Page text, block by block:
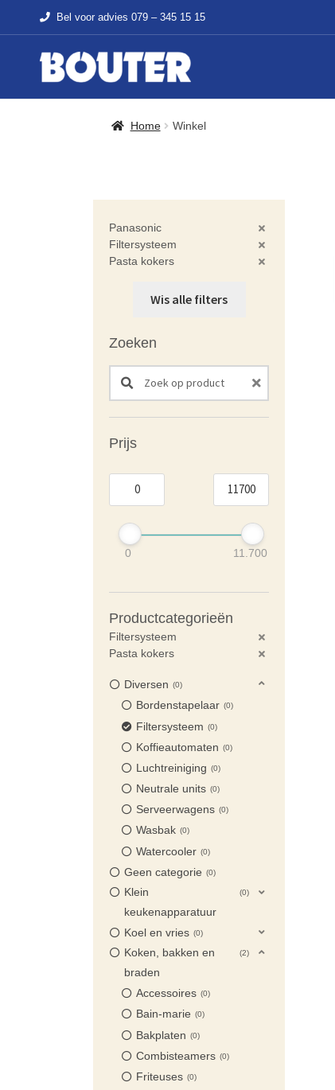
Bel voor advies 079 – 345 15 15
Home Winkel
Panasonic
Filtersysteem
Pasta kokers
Wis alle filters
Zoeken
Search products:
Prijs
0 11.700
Productcategorieën
Filtersysteem
Pasta kokers
Diversen 0
Bordenstapelaar 0
Filtersysteem 0
Koffieautomaten 0
Luchtreiniging 0
Neutrale units 0
Serveerwagens 0
Wasbak 0
Watercooler 0
Geen categorie 0
Klein
keukenapparatuur
0
Koel en vries 0
Koken, bakken en
braden
2
Accessoires 0
Bain-marie 0
Bakplaten 0
Combisteamers 0
Friteuses 0